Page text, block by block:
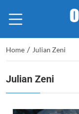
Home / Julian Zeni
Julian Zeni